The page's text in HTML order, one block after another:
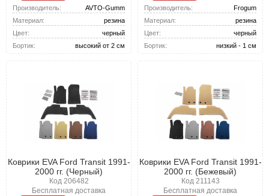
Идеальная посадка: модельные коврики повторяют
рельеф пола, обеспечивая надежную фиксацию.
Высококачественные материалы: коврики из прочной
резины или полиуретана служат долго и требуют
минимального ухода.
использовании.
Производитель:
AVTO-Gumm
Материал:
резина
Цвет:
черный
Бортик:
высокий от 2 см
Производитель:
Frogum
Материал:
резина
Цвет:
черный
Бортик:
низкий - 1 см
Коврики EVA Ford Transit 1991-
2000 гг. (Черный)
Код 206482
Бесплатная доставка
Коврики EVA Ford Transit 1991-
2000 гг. (Бежевый)
Код 211143
Бесплатная доставка